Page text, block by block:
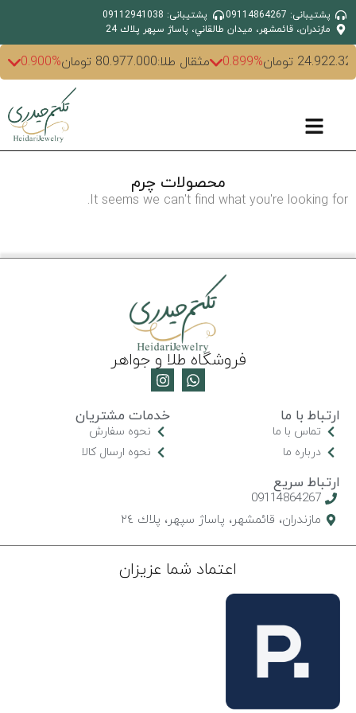
پشتیبانی: 09114864267
پشتیبانی: 09112941038
مازندران، قائمشهر، ميدان طالقاني، پاساژ سپهر پلاك 24
تومان 0.899% مثقال طلا:80.977.000 تومان 0.900%
محصولات چرم
It seems we can't find what you're looking for.
فروشگاه طلا و جواهر
ارتباط با ما
تماس با ما
درباره ما
خدمات مشتریان
نحوه سفارش
نحوه ارسال کالا
ارتباط سریع
09114864267
مازندران، قائمشهر، پاساژ سپهر، پلاك ٢٤
اعتماد شما عزیزان